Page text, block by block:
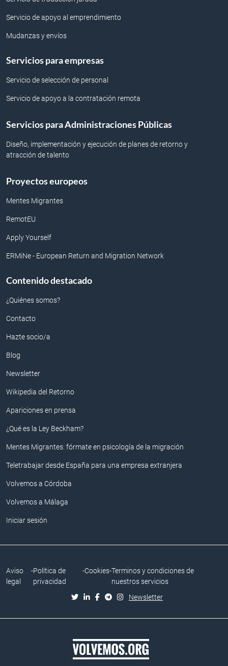
Servicio de apoyo al emprendimiento
Mudanzas y envíos
Servicios para empresas
Servicio de selección de personal
Servicio de apoyo a la contratación remota
Servicios para Administraciones Públicas
Diseño, implementación y ejecución de planes de retorno y
atracción de talento
Proyectos europeos
Mentes Migrantes
RemotEU
Apply Yourself
ERMiNe - European Return and Migration Network
Contenido destacado
¿Quiénes somos?
Contacto
Hazte socio/a
Blog
Newsletter
Wikipedia del Retorno
Apariciones en prensa
¿Qué es la Ley Beckham?
Mentes Migrantes: fórmate en psicología de la migración
Teletrabajar desde España para una empresa extranjera
Volvemos a Córdoba
Volvemos a Málaga
Iniciar sesión
Aviso
legal
-Política de
privacidad
-Cookies-Terminos y condiciones de
nuestros servicios
Newsletter